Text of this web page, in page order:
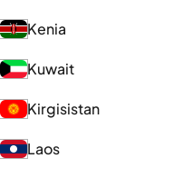
Kenia
Kuwait
Kirgisistan
Laos